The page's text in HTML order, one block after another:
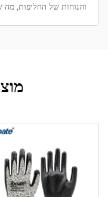
והנוחות של החליפות, מה